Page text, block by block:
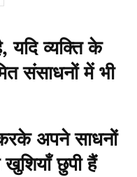
यदि व्यक्ति के
संसाधनों में भी
अपने साधनों
छुपी हैं